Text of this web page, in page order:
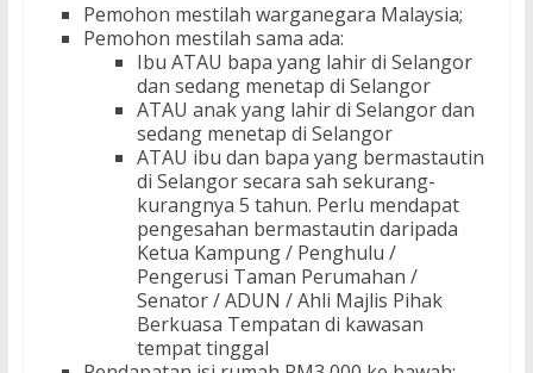
Pemohon mestilah warganegara Malaysia;
Pemohon mestilah sama ada:
Ibu ATAU bapa yang lahir di Selangor
dan sedang menetap di Selangor
ATAU anak yang lahir di Selangor dan
sedang menetap di Selangor
ATAU ibu dan bapa yang bermastautin
di Selangor secara sah sekurang-
kurangnya 5 tahun. Perlu mendapat
pengesahan bermastautin daripada
Ketua Kampung / Penghulu /
Pengerusi Taman Perumahan /
Senator / ADUN / Ahli Majlis Pihak
Berkuasa Tempatan di kawasan
tempat tinggal